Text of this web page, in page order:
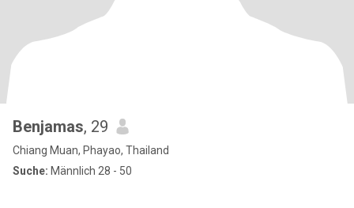
Benjamas, 29
Chiang Muan, Phayao, Thailand
Suche: Männlich 28 - 50